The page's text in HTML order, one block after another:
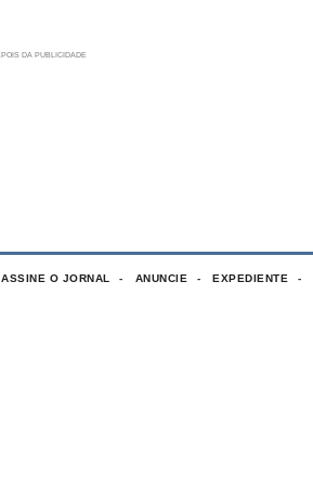
ASSINE O JORNAL ANUNCIE EXPEDIENTE